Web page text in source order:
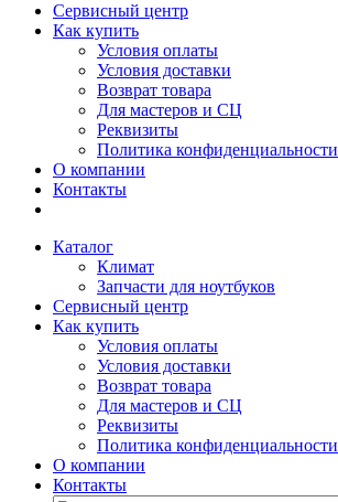
Сервисный центр
Как купить
Условия оплаты
Условия доставки
Возврат товара
Для мастеров и СЦ
Реквизиты
Политика конфиденциальности
О компании
Контакты
Каталог
Климат
Запчасти для ноутбуков
Сервисный центр
Как купить
Условия оплаты
Условия доставки
Возврат товара
Для мастеров и СЦ
Реквизиты
Политика конфиденциальности
О компании
Контакты